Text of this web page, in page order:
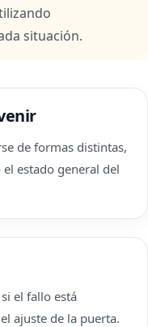
situación.
de formas distintas,
estado general del
el fallo está
ajuste de la puerta.